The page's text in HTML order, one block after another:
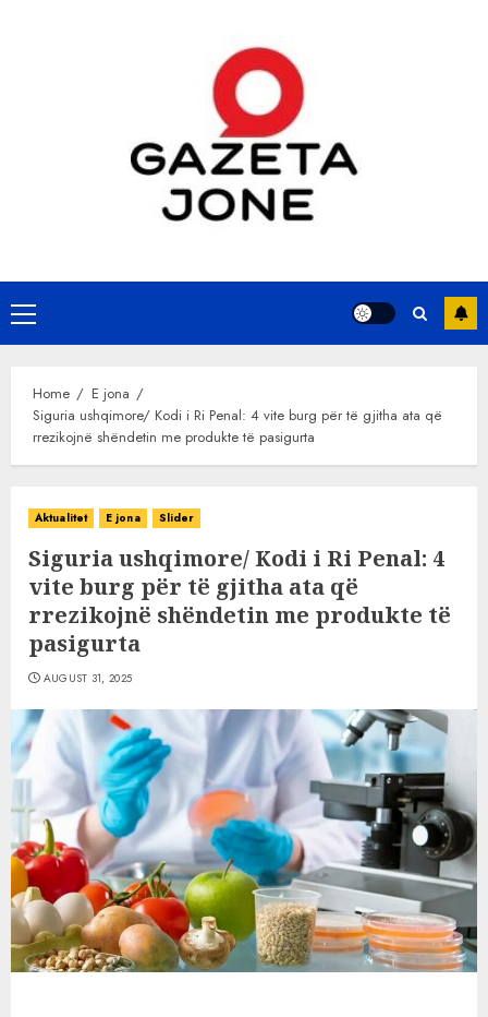
Primary
Menu
Home
E jona
Siguria ushqimore/ Kodi i Ri Penal: 4 vite burg për të gjitha ata që
rrezikojnë shëndetin me produkte të pasigurta
Aktualitet E jona Slider
Siguria ushqimore/ Kodi i Ri Penal: 4
vite burg për të gjitha ata që
rrezikojnë shëndetin me produkte të
pasigurta
AUGUST 31, 2025